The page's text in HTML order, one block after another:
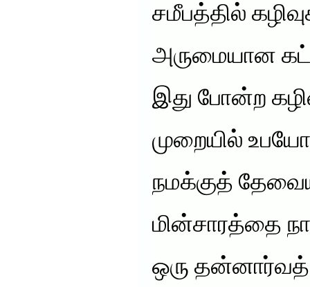
சமீபத்தில்
அருமையான
இது போன்ற
முறையில்
நமக்குத்
மின்சாரத்தை
ஒரு